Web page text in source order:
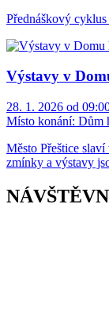
Přednáškový cyklus
Výstavy v
28. 1. 2026 od
Místo konání: Dům
Město Přeštice
zmínky a výstavy